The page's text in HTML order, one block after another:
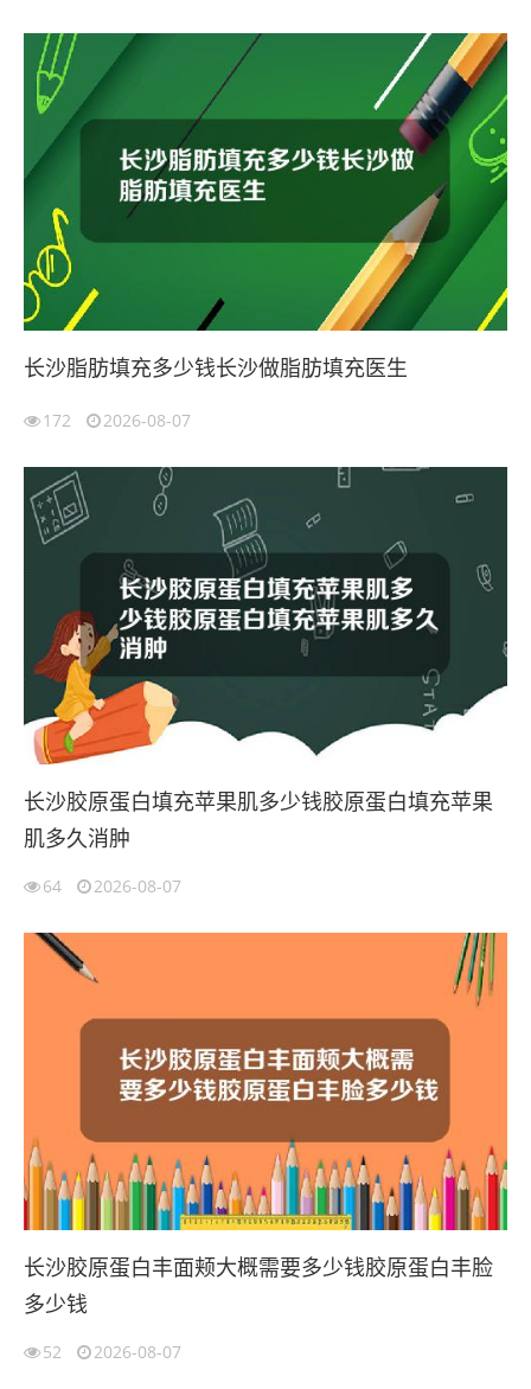
长沙脂肪填充多少钱长沙做脂肪填充医生
172 2026-08-07
长沙胶原蛋白填充苹果肌多少钱胶原蛋白填充苹果
肌多久消肿
64 2026-08-07
长沙胶原蛋白丰面颊大概需要多少钱胶原蛋白丰脸
多少钱
52 2026-08-07